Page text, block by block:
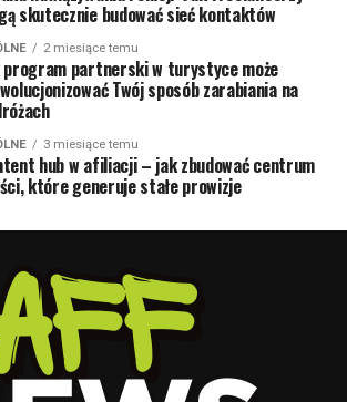
skutecznie budować sieć kontaktów
2 miesiące temu
program partnerski w turystyce może
Twój sposób zarabiania na
3 miesiące temu
hub w afiliacji – jak zbudować centrum
które generuje stałe prowizje